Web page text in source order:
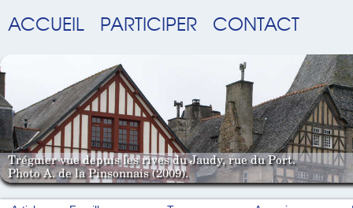
ACCUEIL PARTICIPER CONTACT
Tréguier vue depuis les rives du Jaudy, rue du Port.
Photo A. de la Pinsonnais (2009).